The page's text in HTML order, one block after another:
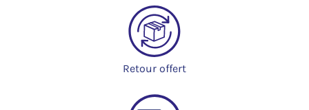
Retour offert